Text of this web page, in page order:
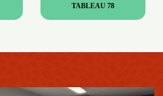
TABLEAU 78